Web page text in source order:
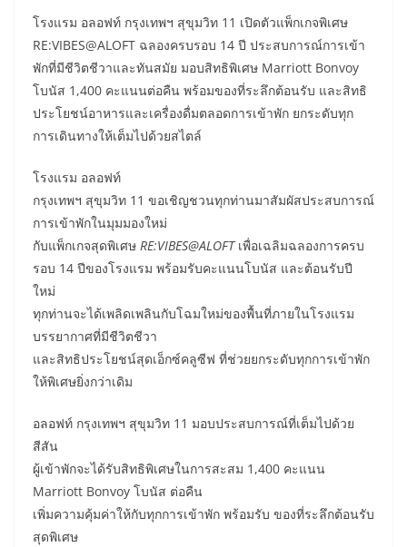
โรงแรม อลอฟท์ กรุงเทพฯ สุขุมวิท 11 เปิดตัวแพ็กเกจพิเศษ
RE:VIBES@ALOFT ฉลองครบรอบ 14 ปี ประสบการณ์การเข้า
พักที่มีชีวิตชีวาและทันสมัย มอบสิทธิพิเศษ Marriott Bonvoy
โบนัส 1,400 คะแนนต่อคืน พร้อมของที่ระลึกต้อนรับ และสิทธิ
ประโยชน์อาหารและเครื่องดื่มตลอดการเข้าพัก ยกระดับทุก
การเดินทางให้เต็มไปด้วยสไตล์
โรงแรม อลอฟท์
กรุงเทพฯ สุขุมวิท 11 ขอเชิญชวนทุกท่านมาสัมผัสประสบการณ์
การเข้าพักในมุมมองใหม่
กับแพ็กเกจสุดพิเศษ RE:VIBES@ALOFTเพื่อเฉลิมฉลองการครบ
รอบ 14 ปีของโรงแรม พร้อมรับคะแนนโบนัส และต้อนรับปี
ใหม่
ทุกท่านจะได้เพลิดเพลินกับโฉมใหม่ของพื้นที่ภายในโรงแรม
บรรยากาศที่มีชีวิตชีวา
และสิทธิประโยชน์สุดเอ็กซ์คลูซีฟ ที่ช่วยยกระดับทุกการเข้าพัก
ให้พิเศษยิ่งกว่าเดิม
อลอฟท์ กรุงเทพฯ สุขุมวิท 11 มอบประสบการณ์ที่เต็มไปด้วย
สีสัน
ผู้เข้าพักจะได้รับสิทธิพิเศษในการสะสม 1,400 คะแนน
Marriott Bonvoy โบนัส ต่อคืน
เพิ่มความคุ้มค่าให้กับทุกการเข้าพัก พร้อมรับ ของที่ระลึกต้อนรับ
สุดพิเศษ